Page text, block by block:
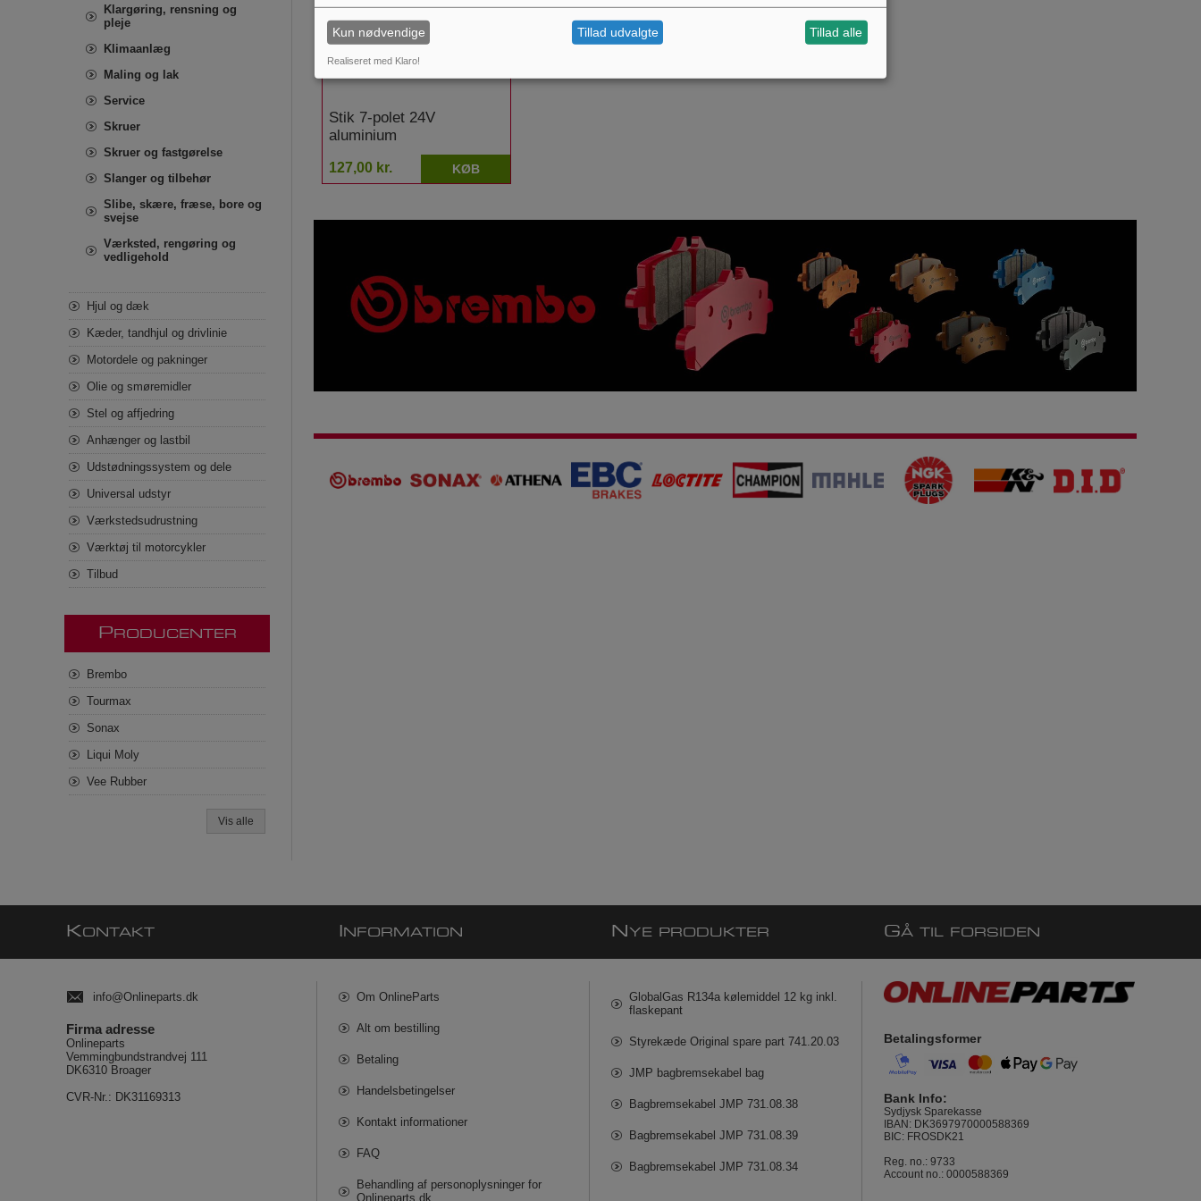
Stik 7-polet 24V
aluminium
127,00 kr. KØB
Klargøring, rensning og
pleje
Klimaanlæg
Maling og lak
Service
Skruer
Skruer og fastgørelse
Slanger og tilbehør
Slibe, skære, fræse, bore og
svejse
Værksted, rengøring og
vedligehold
Hjul og dæk
Kæder, tandhjul og drivlinie
Motordele og pakninger
Olie og smøremidler
Stel og affjedring
Anhænger og lastbil
Udstødningssystem og dele
Universal udstyr
Værkstedsudrustning
Værktøj til motorcykler
Tilbud
P RODUCENTER
Brembo
Tourmax
Sonax
Liqui Moly
Vee Rubber
Vis alle
KONTAKT
info@Onlineparts.dk
Firma adresse
Onlineparts
Vemmingbundstrandvej 111
DK6310 Broager
CVR-Nr.: DK31169313
NFORMATION
Om OnlineParts
Alt om bestilling
Betaling
Handelsbetingelser
Kontakt informationer
FAQ
Behandling af personoplysninger for
Onlineparts.dk
N YE PRODUKTER
GlobalGas R134a kølemiddel 12 kg inkl.
flaskepant
Styrekæde Original spare part 741.20.03
JMP bagbremsekabel bag
Bagbremsekabel JMP 731.08.38
Bagbremsekabel JMP 731.08.39
Bagbremsekabel JMP 731.08.34
GÅ TIL FORSIDEN
Betalingsformer
Bank Info:
Sydjysk Sparekasse
IBAN: DK3697970000588369
BIC: FROSDK21
Reg. no.: 9733
Account no.: 0000588369
Kun nødvendige Tillad udvalgte Tillad alle
Realiseret med Klaro!